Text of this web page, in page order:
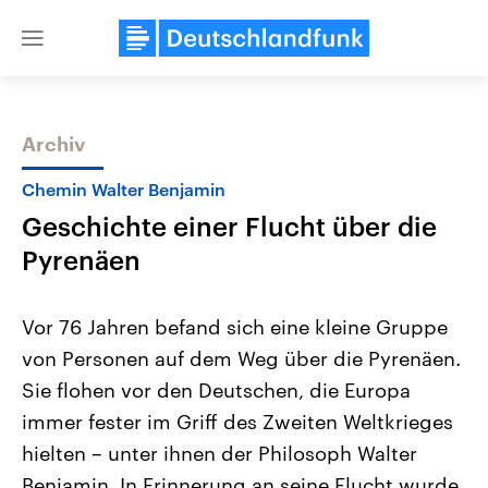
Close
Themen
Landtagswahl Sachsen-Anhalt
2026
Alle Informationen
Sachsen-Anhalt wählt am 6.
September 2026 einen neuen
Landtag. Seit 2021 wird das
Bundesland von einer Koalition aus
USA
Aktuelle Beiträge,
Hintergründe
Wirtschaftlich und
gehören die Vereinigten
den mächtigsten Ländern
mit großem Einfluss auf
Archiv
Chemin Walter Benjamin
Geschichte einer Flucht über die
Pyrenäen
Vor 76 Jahren befand sich eine kleine Gruppe
von Personen auf dem Weg über die Pyrenäen.
Sie flohen vor den Deutschen, die Europa
immer fester im Griff des Zweiten Weltkrieges
hielten – unter ihnen der Philosoph Walter